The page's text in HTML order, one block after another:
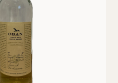
im Glas, der ein Finish